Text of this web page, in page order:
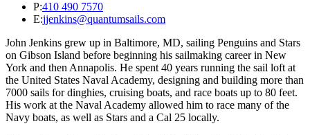
P:410 490 7570
E:jjenkins@quantumsails.com
John Jenkins grew up in Baltimore, MD, sailing Penguins and Stars
on Gibson Island before beginning his sailmaking career in New
York and then Annapolis. He spent 40 years running the sail loft at
the United States Naval Academy, designing and building more than
7000 sails for dinghies, cruising boats, and race boats up to 80 feet.
His work at the Naval Academy allowed him to race many of the
Navy boats, as well as Stars and a Cal 25 locally.